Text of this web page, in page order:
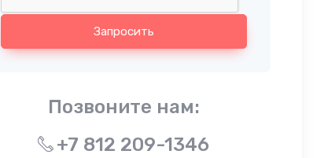
Запросить
Позвоните нам:
+7 812 209-1346